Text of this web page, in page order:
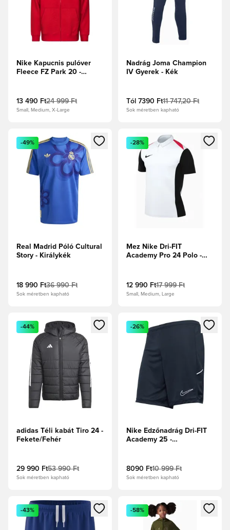
Nike Kapucnis pulóver
Fleece FZ Park 20 -
13 490 Ft24 999 Ft
Small, Medium, X-Large
Nadrág Joma Champion
IV Gyerek - Kék
Tól 7390 Ft11 747,20 Ft
Sok méretben kapható
Megnyit egy modált a bejelentkezéshez vagy a tagként
-49%
Real Madrid Póló Cultural
Story - Királykék
18 990 Ft36 990 Ft
Sok méretben kapható
Megnyit egy modált a
-28%
Mez Nike Dri-FIT
Academy Pro 24 Polo -
12 990 Ft17 999 Ft
Small, Medium, Large
Megnyit egy modált a bejelentkezéshez vagy a tagként
-44%
adidas Téli kabát Tiro 24 -
Fekete/Fehér
29 990 Ft53 990 Ft
Sok méretben kapható
Megnyit egy modált a
-26%
Nike Edzőnadrág Dri-FIT
Academy 25 -
8090 Ft10 999 Ft
Sok méretben kapható
Megnyit egy modált a bejelentkezéshez vagy a tagként
-43%
Megnyit egy modált a
-58%